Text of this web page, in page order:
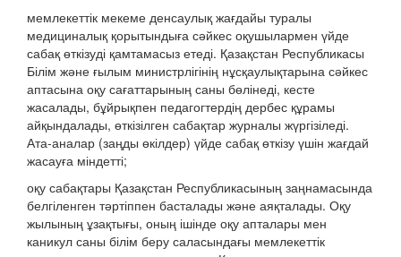
мемлекеттік мекеме денсаулық жағдайы туралы
медициналық қорытындыға сәйкес оқушылармен үйде
сабақ өткізуді қамтамасыз етеді. Қазақстан Республикасы
Білім және ғылым министрлігінің нұсқаулықтарына сәйкес
аптасына оқу сағаттарының саны бөлінеді, кесте
жасалады, бұйрықпен педагогтердің дербес құрамы
айқындалады, өткізілген сабақтар журналы жүргізіледі.
Ата-аналар (заңды өкілдер) үйде сабақ өткізу үшін жағдай
жасауға міндетті;
оқу сабақтары Қазақстан Республикасының заңнамасында
белгіленген тәртіппен басталады және аяқталады. Оқу
жылының ұзақтығы, оның ішінде оқу апталары мен
каникул саны білім беру саласындағы мемлекеттік